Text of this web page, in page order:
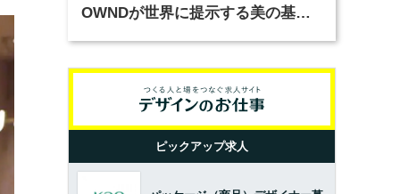
OWNDが世界に提示する美の基準
ピックアップ求人